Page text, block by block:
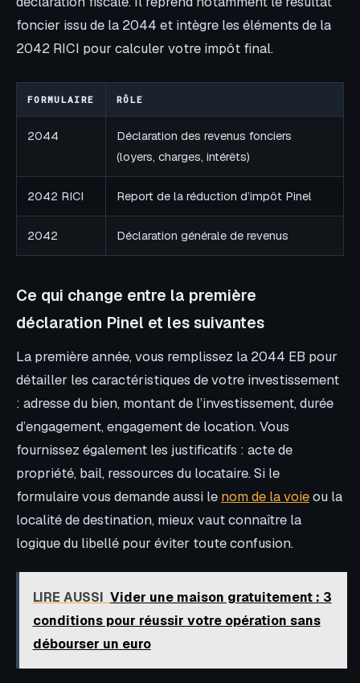
foncier issu de la 2044 et intègre les éléments de la
2042 RICI pour calculer votre impôt final.
FORMULAIRE RÔLE
2044
Déclaration des revenus fonciers
(loyers, charges, intérêts)
2042 RICI Report de la réduction d’impôt Pinel
2042 Déclaration générale de revenus
Ce qui change entre la première
déclaration Pinel et les suivantes
La première année, vous remplissez la 2044 EB pour
détailler les caractéristiques de votre investissement
: adresse du bien, montant de l’investissement, durée
d’engagement, engagement de location. Vous
fournissez également les justificatifs : acte de
propriété, bail, ressources du locataire. Si le
formulaire vous demande aussi le nom de la voieou la
localité de destination, mieux vaut connaître la
logique du libellé pour éviter toute confusion.
LIRE AUSSI Vider une maison gratuitement : 3
conditions pour réussir votre opération sans
débourser un euro